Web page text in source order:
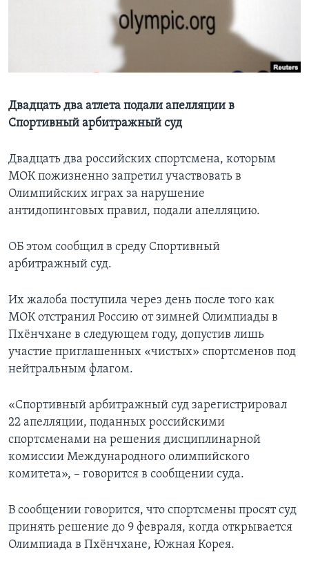
Языки
Двадцать два атлета подали апелляции в
Спортивный арбитражный суд
Двадцать два российских спортсмена, которым
МОК пожизненно запретил участвовать в
Олимпийских играх за нарушение
антидопинговых правил, подали апелляцию.
ОБ этом сообщил в среду Спортивный
арбитражный суд.
Их жалоба поступила через день после того как
МОК отстранил Россию от зимней Олимпиады в
Пхёнчхане в следующем году, допустив лишь
участие приглашенных «чистых» спортсменов под
нейтральным флагом.
«Спортивный арбитражный суд зарегистрировал
22 апелляции, поданных российскими
спортсменами на решения дисциплинарной
комиссии Международного олимпийского
комитета», – говорится в сообщении суда.
В сообщении говорится, что спортсмены просят суд
принять решение до 9 февраля, когда открывается
Олимпиада в Пхёнчхане, Южная Корея.